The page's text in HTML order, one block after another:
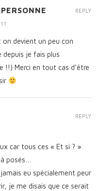
devient un peu con
depuis je fais plus
!!) Merci en tout cas d’être
REPLY
car tous ces « Et si ? »
posés…
eu spécialement peur
je me disais que ce serait
REPLY